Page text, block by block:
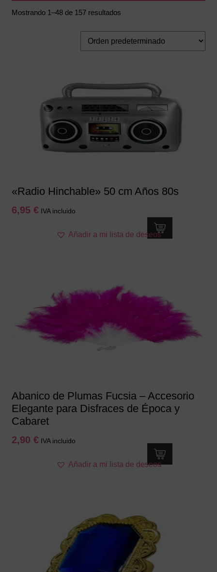
Mostrando 1–48 de 157 resultados
«Radio Hinchable» 50 cm Años 80s
6,95 € IVA incluido
Añadir a mi lista de deseos
Abanico de Plumas Fucsia – Accesorio
Elegante para Disfraces de Época y
Cabaret
2,90 € IVA incluido
Añadir a mi lista de deseos